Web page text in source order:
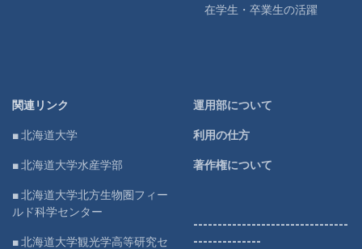
在学生・卒業生の活躍
関連リンク
■ 北海道大学
■ 北海道大学水産学部
■ 北海道大学北方生物圏フィー
ルド科学センター
■ 北海道大学観光学高等研究セ
運用部について
利用の仕方
著作権について
--------------------------------
--------------